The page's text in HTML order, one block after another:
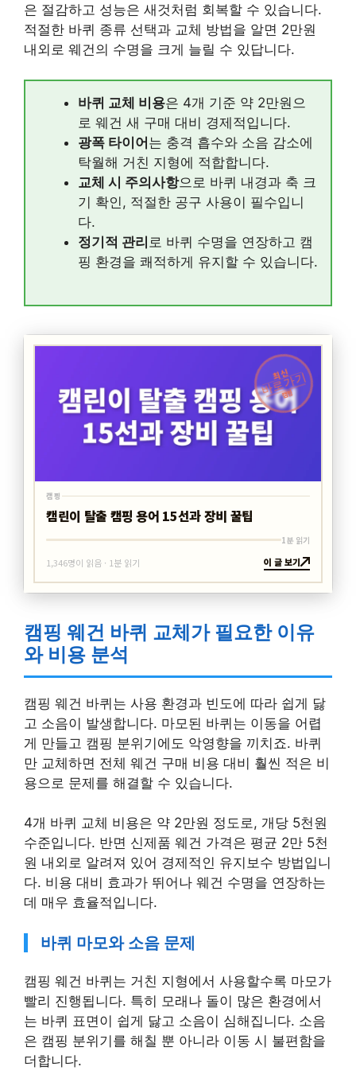
은 절감하고 성능은 새것처럼 회복할 수 있습니다.
적절한 바퀴 종류 선택과 교체 방법을 알면 2만원
내외로 웨건의 수명을 크게 늘릴 수 있답니다.
바퀴 교체 비용은 4개 기준 약 2만원으
로 웨건 새 구매 대비 경제적입니다.
광폭 타이어 는 충격 흡수와 소음 감소에
탁월해 거친 지형에 적합합니다.
교체 시 주의사항으로 바퀴 내경과 축 크
기 확인, 적절한 공구 사용이 필수입니
다.
정기적 관리 로 바퀴 수명을 연장하고 캠
핑 환경을 쾌적하게 유지할 수 있습니다.
최신
바로가기
캠핑
캠핑
캠린이 탈출 캠핑 용어 15선과 장비 꿀팁
1분 읽기
1,346명이 읽음 · 1분 읽기 이 글 보기
캠핑 웨건 바퀴 교체가 필요한 이유
와 비용 분석
캠핑 웨건 바퀴는 사용 환경과 빈도에 따라 쉽게 닳
고 소음이 발생합니다. 마모된 바퀴는 이동을 어렵
게 만들고 캠핑 분위기에도 악영향을 끼치죠. 바퀴
만 교체하면 전체 웨건 구매 비용 대비 훨씬 적은 비
용으로 문제를 해결할 수 있습니다.
4개 바퀴 교체 비용은 약 2만원 정도로, 개당 5천원
수준입니다. 반면 신제품 웨건 가격은 평균 2만 5천
원 내외로 알려져 있어 경제적인 유지보수 방법입니
다. 비용 대비 효과가 뛰어나 웨건 수명을 연장하는
데 매우 효율적입니다.
바퀴 마모와 소음 문제
캠핑 웨건 바퀴는 거친 지형에서 사용할수록 마모가
빨리 진행됩니다. 특히 모래나 돌이 많은 환경에서
는 바퀴 표면이 쉽게 닳고 소음이 심해집니다. 소음
은 캠핑 분위기를 해칠 뿐 아니라 이동 시 불편함을
더합니다.